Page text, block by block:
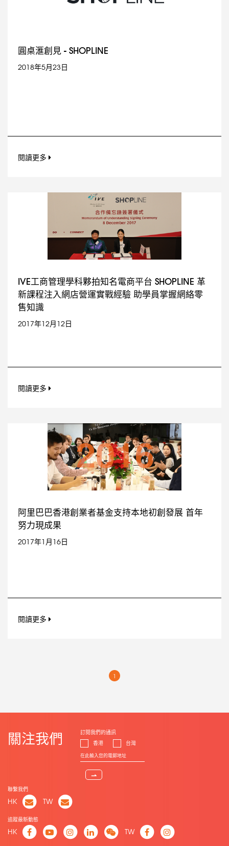
圓桌滙創見 - SHOPLINE
2018年5月23日
閱讀更多
IVE工商管理學科夥拍知名電商平台 SHOPLINE 革
新課程注入網店營運實戰經驗 助學員掌握網絡零
售知識
2017年12月12日
閱讀更多
阿里巴巴香港創業者基金支持本地初創發展 首年
努力現成果
2017年1月16日
閱讀更多
1
關注我們
訂閱我們的通訊
香港
台灣
⇀
聯繫我們
HK TW
追蹤最新動態
HK TW